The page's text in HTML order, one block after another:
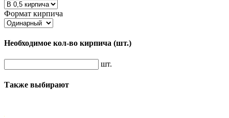
Формат кирпича
Необходимое кол-во кирпича (шт.)
шт.
Также выбирают